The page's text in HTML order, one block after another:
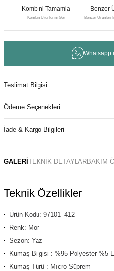
GALERİ TEKNİK DETAYLARBAKIM
Teknik Özellikler
Ürün Kodu: 97101_412
Renk: Mor
Sezon: Yaz
Kumaş Bilgisi : %95 Polyester %5
Kumaş Türü : Mıcro Süprem
Kombini Tamamla
Kombin Ürünlerini Gör
Benzer
Benzer Ürünleri
Whatsapp
Teslimat Bilgisi
Ödeme Seçenekleri
İade & Kargo Bilgileri